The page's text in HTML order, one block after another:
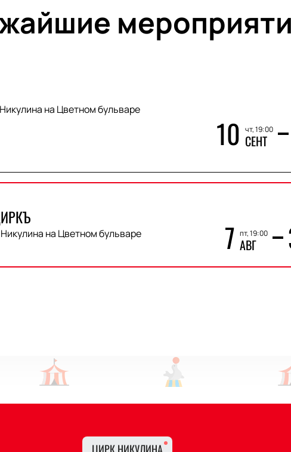
на Цветном бульваре
10 чт, 19:00
СЕНТ
на Цветном бульваре 7 пт, 19:00
АВГ